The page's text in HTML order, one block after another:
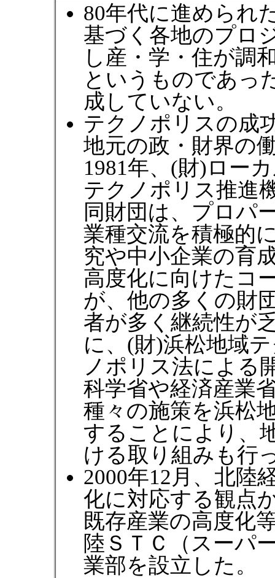
80年代に進められ
基づく各地のプロ
し産・学・住が調
というものであっ
成していない。
テクノポリスの成
地元の政・財界の
1981年、(財)ロー
テクノポリス推進
同財団は、プロパ
業種交流を積極的
究や中小企業の育
高度化に向けたコ
が、他の多くの財
者が多く継続性が
に、(財)浜松地域
ノポリス法による
科学省や経済産業
種々の施策を浜松
することにより、
ける取り組みも行
2000年12月、北陸
化に対応する観点
既存産業の高度化
陸ＳＴＣ（スーパ
業部を設立した。